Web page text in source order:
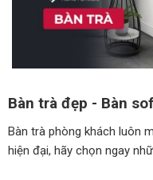
Bàn trà đẹp - Bàn
Bàn trà phòng khách luôn
hiện đại, hãy chọn ngay